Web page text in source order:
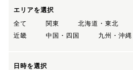
エリアを選択
全て
関東 北海道・東北
近畿
中国・四国 九州・沖縄
日時を選択